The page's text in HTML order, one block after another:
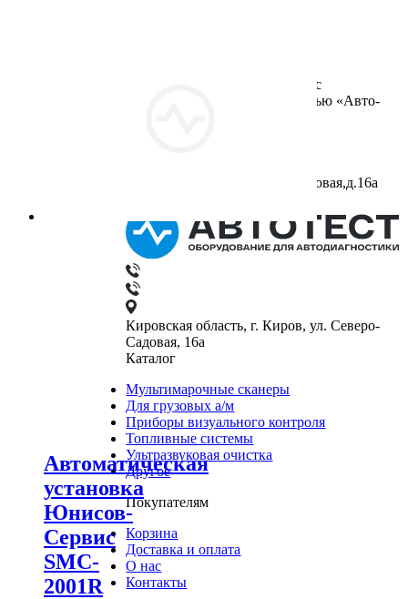
Автоматическая
установка
Юнисов-
Сервис
SMC-
2001R
ООО «Авто-Тест»( Общество с
ограниченной ответственностью «Авто-
610042,г.Киров,ул.Северо-Садовая,д.16а
Кировская область, г. Киров, ул. Северо-
Садовая, 16а
Каталог
Мультимарочные сканеры
Для грузовых а/м
Приборы визуального контроля
Топливные системы
Ультразвуковая очистка
Другое
Покупателям
Корзина
Доставка и оплата
О нас
Контакты